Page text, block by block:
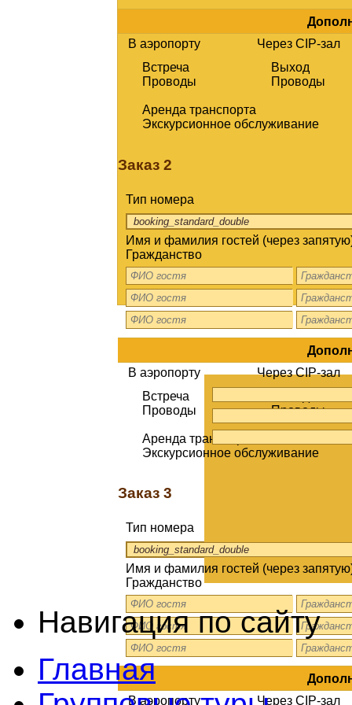
В аэропорту
Через CIP-зал
Встреча
Проводы
Выход
Проводы
Аренда транспорта
Экскурсионное обслуживание
Заказ 2
Тип номера
Имя и фамилия гостей (через
Гражданство
В аэропорту
Через CIP-зал
Встреча
Проводы
Проводы
Аренда транспорта
Экскурсионное обслуживание
Заказ 3
Тип номера
Имя и фамилия гостей (через
Гражданство
В аэропорту
Через CIP-зал
Навигация по сайту
Главная